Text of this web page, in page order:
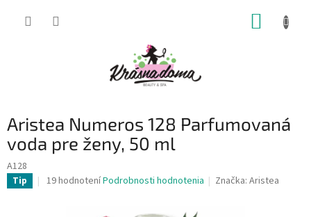
Aristea Numeros 128 Parfumovaná
voda pre ženy, 50 ml
A128
Tip
Priemerné
19 hodnoteníPodrobnosti hodnotenia Značka:Aristea